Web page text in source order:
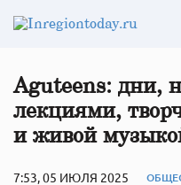
Aguteens: дни,
лекциями,
и живой
7:53, 05 ИЮЛЯ 2025